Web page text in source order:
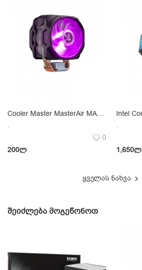
Cooler Master MasterAir MA610P
.
0
200ლ
.
1,650ლ
ყველას ნახვა
ᲨᲔᲘᲫᲚᲔᲑᲐ ᲛᲝᲒᲔᲬᲝᲜᲝᲗ